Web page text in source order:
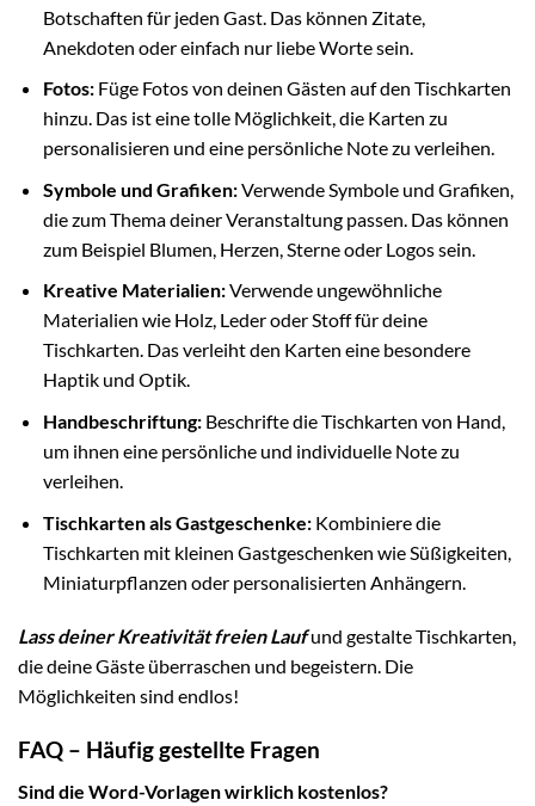
Botschaften für jeden Gast. Das können Zitate,
Anekdoten oder einfach nur liebe Worte sein.
Fotos:Füge Fotos von deinen Gästen auf den Tischkarten
hinzu. Das ist eine tolle Möglichkeit, die Karten zu
personalisieren und eine persönliche Note zu verleihen.
Symbole und Grafiken:Verwende Symbole und Grafiken,
die zum Thema deiner Veranstaltung passen. Das können
zum Beispiel Blumen, Herzen, Sterne oder Logos sein.
Kreative Materialien:Verwende ungewöhnliche
Materialien wie Holz, Leder oder Stoff für deine
Tischkarten. Das verleiht den Karten eine besondere
Haptik und Optik.
Handbeschriftung:Beschrifte die Tischkarten von Hand,
um ihnen eine persönliche und individuelle Note zu
verleihen.
Tischkarten als Gastgeschenke:Kombiniere die
Tischkarten mit kleinen Gastgeschenken wie Süßigkeiten,
Miniaturpflanzen oder personalisierten Anhängern.
Lass deiner Kreativität freien Laufund gestalte Tischkarten,
die deine Gäste überraschen und begeistern. Die
Möglichkeiten sind endlos!
FAQ – Häufig gestellte Fragen
Sind die Word-Vorlagen wirklich kostenlos?